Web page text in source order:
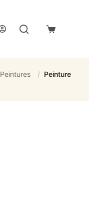
Panier
Peintures / Peinture